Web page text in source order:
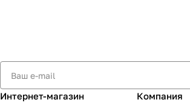
Интернет-магазин Компания